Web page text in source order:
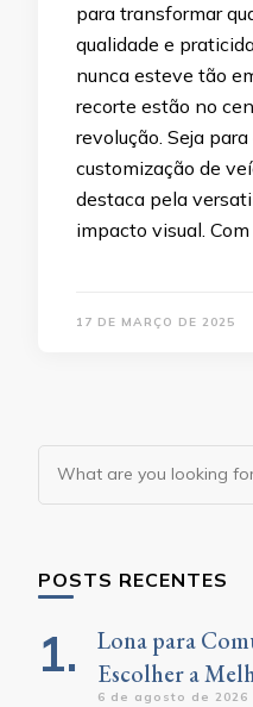
para transformar
qualidade e
nunca esteve tão
recorte estão no
revolução. Seja
customização de
destaca pela
impacto visual.
17 DE MARÇO DE 2025
Looking
for
POSTS RECENTES
Lona para
Escolher a
6 de agosto de 2026